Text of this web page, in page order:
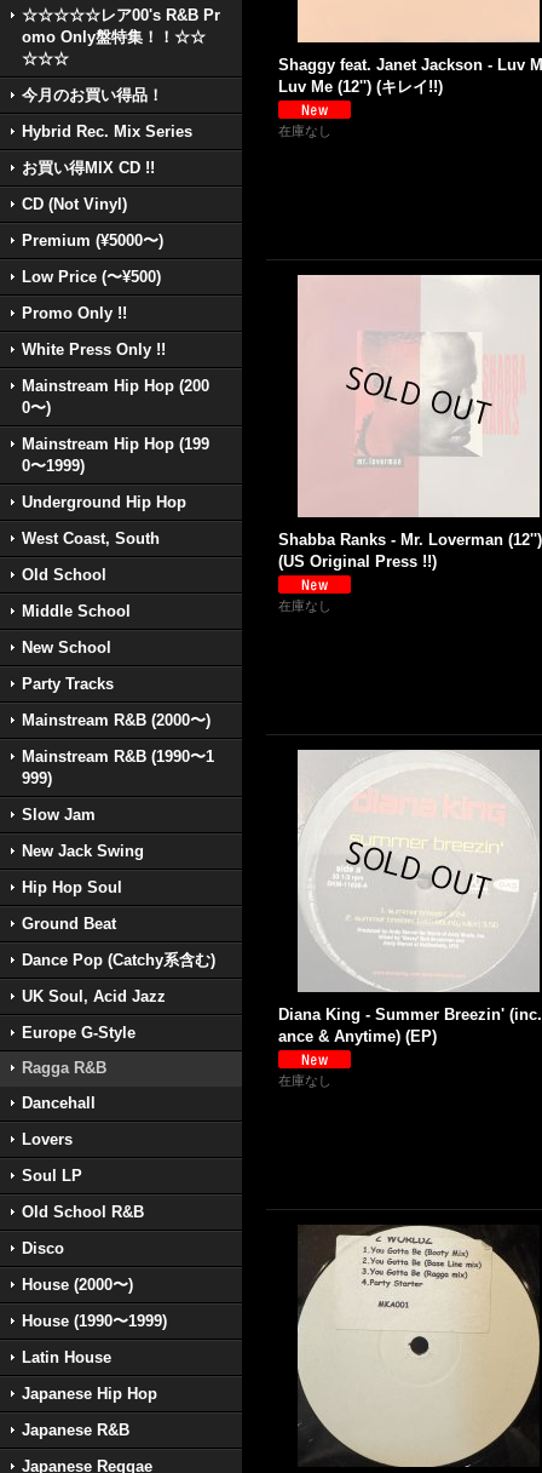
☆☆☆☆☆レア00's R&B Pr
omo Only盤特集！！☆☆
☆☆☆
今月のお買い得品！
Hybrid Rec. Mix Series
お買い得MIX CD !!
CD (Not Vinyl)
Premium (¥5000〜)
Low Price (〜¥500)
Promo Only !!
White Press Only !!
Mainstream Hip Hop (200
0〜)
Mainstream Hip Hop (199
0〜1999)
Underground Hip Hop
West Coast, South
Old School
Middle School
New School
Party Tracks
Mainstream R&B (2000〜)
Mainstream R&B (1990〜1
999)
Slow Jam
New Jack Swing
Hip Hop Soul
Ground Beat
Dance Pop (Catchy系含む)
UK Soul, Acid Jazz
Europe G-Style
Ragga R&B
Dancehall
Lovers
Soul LP
Old School R&B
Disco
House (2000〜)
House (1990〜1999)
Latin House
Japanese Hip Hop
Japanese R&B
Japanese Reggae
Shaggy feat. Janet Jackson - Luv
Luv Me (12'') (キレイ!!)
在庫なし
Shabba Ranks - Mr. Loverman (12'')
(US Original Press !!)
在庫なし
Diana King - Summer Breezin'
ance & Anytime) (EP)
在庫なし